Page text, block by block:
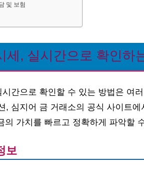
및 보험
세, 실시간으로 확인하
간으로 확인할 수 있는 방법은 여
, 심지어 금 거래소의 공식 사이트
의 가치를 빠르고 정확하게 파악할
보